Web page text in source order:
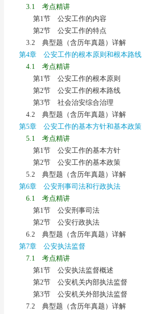
3.1 考点精讲
第1节 公安工作的内容
第2节 公安工作的特点
3.2 典型题（含历年真题）详解
第4章 公安工作的根本原则和根本路线
4.1 考点精讲
第1节 公安工作的根本原则
第2节 公安工作的根本路线
第3节 社会治安综合治理
4.2 典型题（含历年真题）详解
第5章 公安工作的基本方针和基本政策
5.1 考点精讲
第1节 公安工作的基本方针
第2节 公安工作的基本政策
5.2 典型题（含历年真题）详解
第6章 公安刑事司法和行政执法
6.1 考点精讲
第1节 公安刑事司法
第2节 公安行政执法
6.2 典型题（含历年真题）详解
第7章 公安执法监督
7.1 考点精讲
第1节 公安执法监督概述
第2节 公安机关内部执法监督
第3节 公安机关外部执法监督
7.2 典型题（含历年真题）详解